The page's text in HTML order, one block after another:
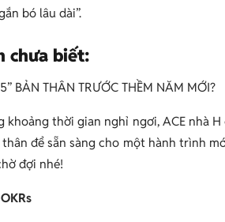
bó lâu dài”.
chưa biết:
BẢN THÂN TRƯỚC THỀM NĂM MỚI?
khoảng thời gian nghỉ ngơi, ACE nhà
thân để sẵn sàng cho một hành trình
đợi nhé!